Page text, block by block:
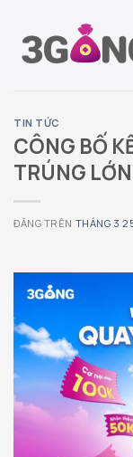
đến
TIN TỨC
CÔNG BỐ
TRÚNG LỚN
ĐĂNG TRÊN THÁNG 3